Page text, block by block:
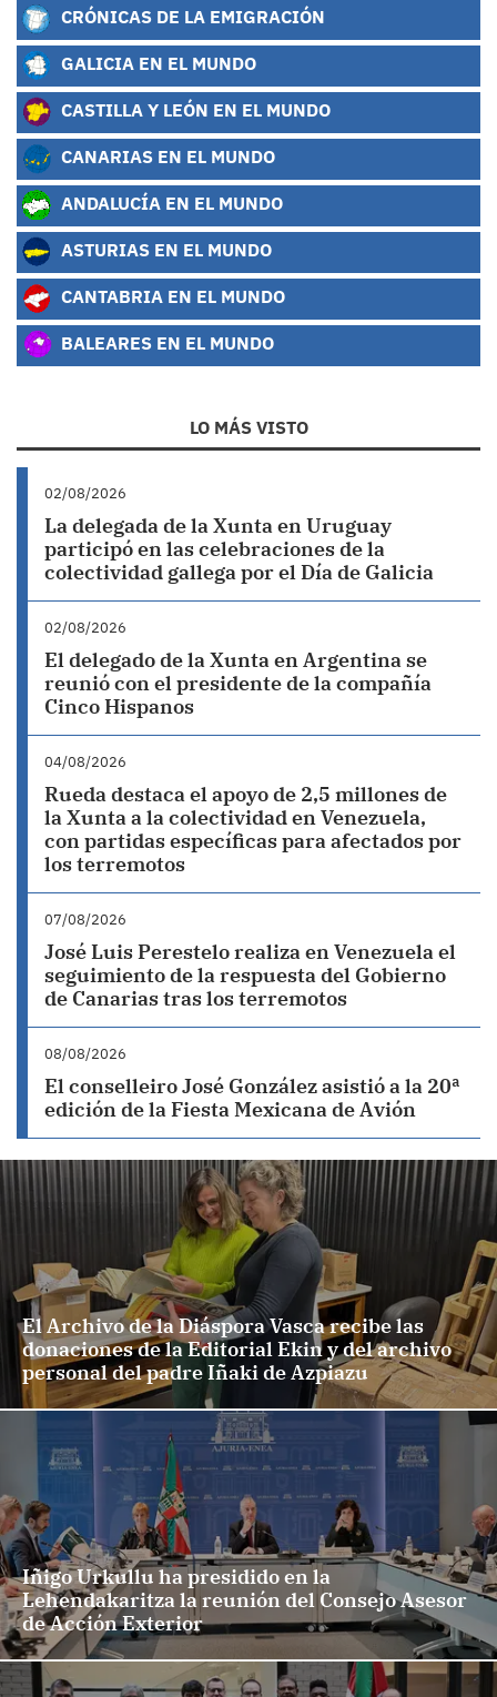
CRÓNICAS DE LA EMIGRACIÓN
GALICIA EN EL MUNDO
CASTILLA Y LEÓN EN EL MUNDO
CANARIAS EN EL MUNDO
ANDALUCÍA EN EL MUNDO
ASTURIAS EN EL MUNDO
CANTABRIA EN EL MUNDO
BALEARES EN EL MUNDO
LO MÁS VISTO
02/08/2026
La delegada de la Xunta en Uruguay
participó en las celebraciones de la
colectividad gallega por el Día de Galicia
02/08/2026
El delegado de la Xunta en Argentina se
reunió con el presidente de la compañía
Cinco Hispanos
04/08/2026
Rueda destaca el apoyo de 2,5 millones de
la Xunta a la colectividad en Venezuela,
con partidas específicas para afectados por
los terremotos
07/08/2026
José Luis Perestelo realiza en Venezuela el
seguimiento de la respuesta del Gobierno
de Canarias tras los terremotos
08/08/2026
El conselleiro José González asistió a la 20ª
edición de la Fiesta Mexicana de Avión
El Archivo de la Diáspora Vasca recibe las
donaciones de la Editorial Ekin y del archivo
personal del padre Iñaki de Azpiazu
Iñigo Urkullu ha presidido en la
Lehendakaritza la reunión del Consejo Asesor
de Acción Exterior